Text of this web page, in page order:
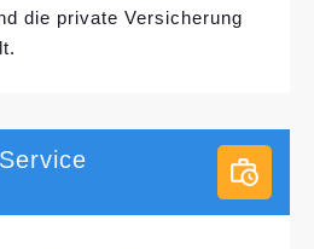
die private Versicherung